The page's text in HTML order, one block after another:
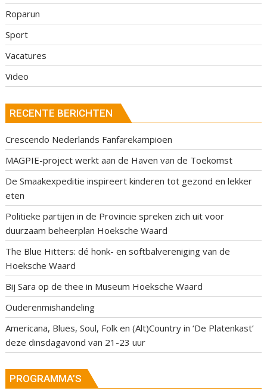
Roparun
Sport
Vacatures
Video
RECENTE BERICHTEN
Crescendo Nederlands Fanfarekampioen
MAGPIE-project werkt aan de Haven van de Toekomst
De Smaakexpeditie inspireert kinderen tot gezond en lekker
eten
Politieke partijen in de Provincie spreken zich uit voor
duurzaam beheerplan Hoeksche Waard
The Blue Hitters: dé honk- en softbalvereniging van de
Hoeksche Waard
Bij Sara op de thee in Museum Hoeksche Waard
Ouderenmishandeling
Americana, Blues, Soul, Folk en (Alt)Country in ‘De Platenkast’
deze dinsdagavond van 21-23 uur
PROGRAMMA’S